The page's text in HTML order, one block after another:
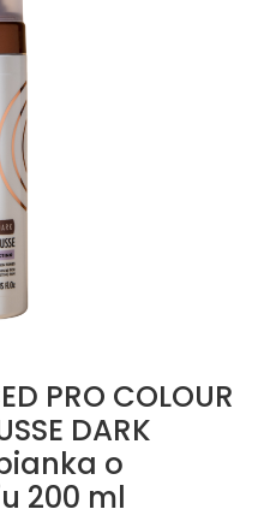
PRO COLOUR
DARK
o
200 ml